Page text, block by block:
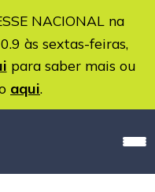
NACIONAL na
às sextas-feiras,
para saber mais ou
aqui.